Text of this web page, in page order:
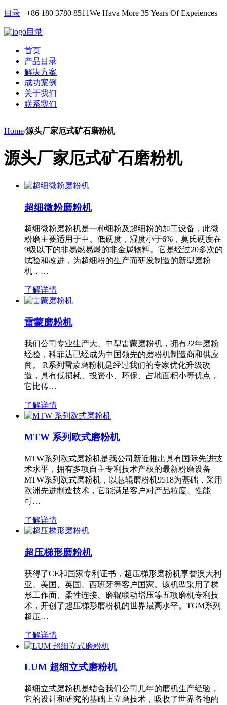
目录 +86 180 3780 8511We Hava More 35 Years Of Expeiences
目录
首页
产品目录
解决方案
成功案例
关于我们
联系我们
Home/源头厂家厄式矿石磨粉机
源头厂家厄式矿石磨粉机
超细微粉磨粉机
超细微粉磨粉机是一种细粉及超细粉的加工设备，此微
粉磨主要适用于中、低硬度，湿度小于6%，莫氏硬度在
9级以下的非易燃易爆的非金属物料。它是经过20多次的
试验和改进，为超细粉的生产而研发制造的新型磨粉
机，…
了解详情
雷蒙磨粉机
我们公司专业生产大、中型雷蒙磨粉机，拥有22年磨粉
经验，科菲达已经成为中国领先的磨粉机制造商和供应
商。 R系列雷蒙磨粉机是经过我们的专家优化升级改
造，具有低损耗、投资小、环保、占地面积小等优点，
它比传…
了解详情
MTW 系列欧式磨粉机
MTW系列欧式磨粉机是我公司新近推出具有国际先进技
术水平，拥有多项自主专利技术产权的最新粉磨设备—
MTW系列欧式磨粉机，以悬辊磨粉机9518为基础，采用
欧洲先进制造技术，它能满足客户对产品粒度、性能
可…
了解详情
超压梯形磨粉机
获得了CE和国家专利证书，超压梯形磨粉机享誉澳大利
亚、美国、英国、西班牙等客户国家。该机型采用了梯
形工作面、柔性连接、磨辊联动增压等五项磨机专利技
术，开创了超压梯形磨粉机的世界最高水平。TGM系列
超压…
了解详情
LUM 超细立式磨粉机
超细立式磨粉机是结合我们公司几年的磨机生产经验，
它的设计和研究的基础上立磨技术，吸收了世界各地的